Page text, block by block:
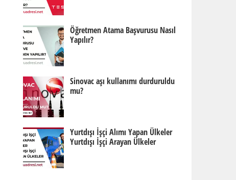
Öğretmen Atama Başvurusu Nasıl
Yapılır?
Sinovac aşı kullanımı durduruldu
mu?
Yurtdışı İşçi Alımı Yapan Ülkeler
Yurtdışı İşçi Arayan Ülkeler